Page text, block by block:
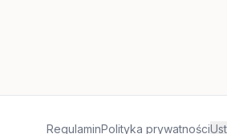
RegulaminPolityka prywatności